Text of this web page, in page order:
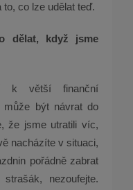
co lze udělat teď.
dělat, když jsme
k větší finanční
může být návrat do
že jsme utratili víc,
nacházíte v situaci,
pořádně zabrat
nezoufejte.